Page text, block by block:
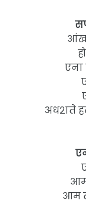
आंख
अध२ाते
आम